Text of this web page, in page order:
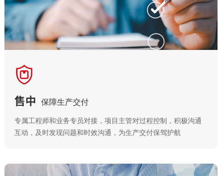
售中 保障生产交付
专属工程师和业务专员对接，项目主管对过程控制，积极沟通
互动，及时发现问题和时效沟通，为生产交付保驾护航